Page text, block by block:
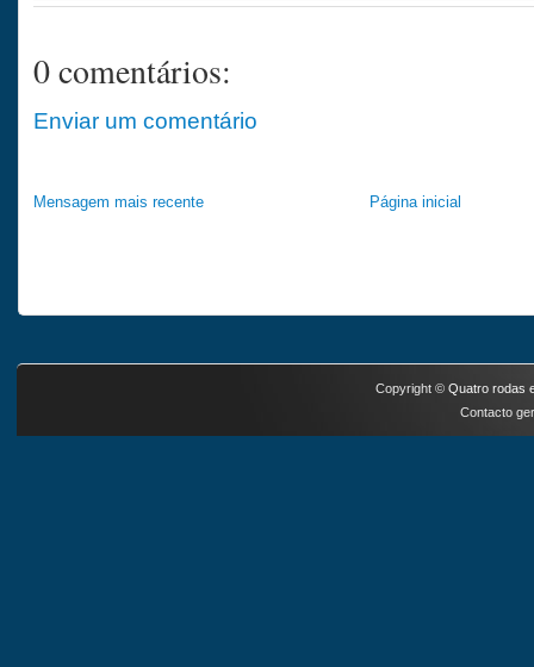
0 comentários:
Enviar um comentário
Mensagem mais recente Página inicial
Copyright © Quatro rodas
Contacto